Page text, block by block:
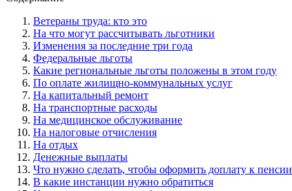
Ветераны труда: кто это
На что могут рассчитывать льготники
Изменения за последние три года
Федеральные льготы
Какие региональные льготы положены в этом году
По оплате жилищно-коммунальных услуг
На капитальный ремонт
На транспортные расходы
На медицинское обслуживание
На налоговые отчисления
На отдых
Денежные выплаты
Что нужно сделать, чтобы оформить доплату к пенсии
В какие инстанции нужно обратиться